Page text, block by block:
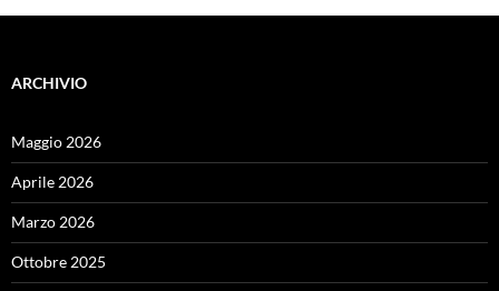
ARCHIVIO
Maggio 2026
Aprile 2026
Marzo 2026
Ottobre 2025